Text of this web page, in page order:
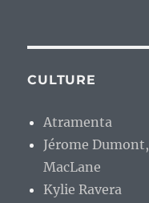
CULTURE
Atramenta
Jérome
MacLane
Kylie Ravera